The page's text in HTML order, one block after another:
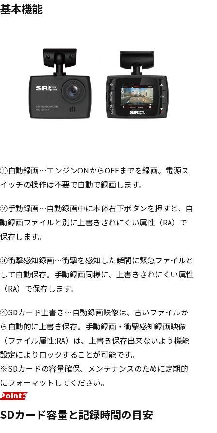
基本機能
①自動録画…エンジンONからOFFまでを録画。電源ス
イッチの操作は不要で自動で録画します。
②手動録画…自動録画中に本体右下ボタンを押すと、自
動録画ファイルと別に上書きされにくい属性（RA）で
保存します。
③衝撃感知録画…衝撃を感知した瞬間に緊急ファイルと
して自動保存。手動録画同様に、上書きされにくい属性
（RA）で保存します。
④SDカード上書き…自動録画映像は、古いファイルか
ら自動的に上書き保存。手動録画・衝撃感知録画映像
（ファイル属性:RA）は、上書き保存出来ないよう機能
設定によりロックすることが可能です。
※SDカードの容量確保、メンテナンスのために定期的
にフォーマットしてください。
SDカード容量と記録時間の目安